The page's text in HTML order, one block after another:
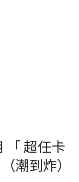
「 超任卡
潮到炸）